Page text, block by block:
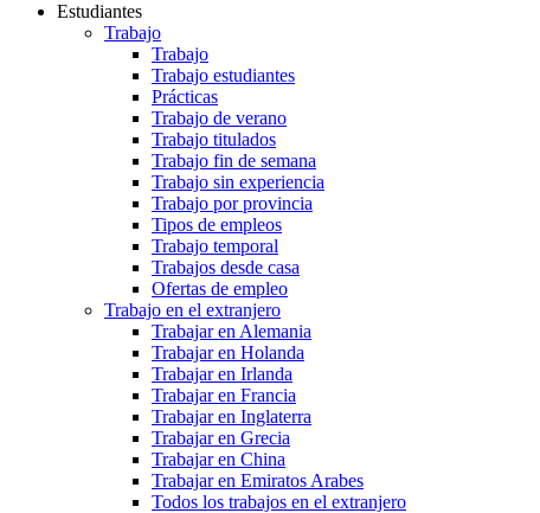
Estudiantes
Trabajo
Trabajo
Trabajo estudiantes
Prácticas
Trabajo de verano
Trabajo titulados
Trabajo fin de semana
Trabajo sin experiencia
Trabajo por provincia
Tipos de empleos
Trabajo temporal
Trabajos desde casa
Ofertas de empleo
Trabajo en el extranjero
Trabajar en Alemania
Trabajar en Holanda
Trabajar en Irlanda
Trabajar en Francia
Trabajar en Inglaterra
Trabajar en Grecia
Trabajar en China
Trabajar en Emiratos Arabes
Todos los trabajos en el extranjero